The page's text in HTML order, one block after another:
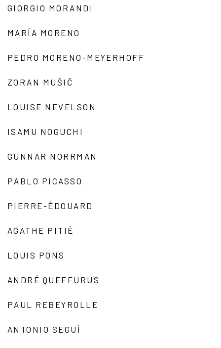
GIORGIO MORANDI
MARÍA MORENO
PEDRO MORENO-MEYERHOFF
ZORAN MUŠIČ
LOUISE NEVELSON
ISAMU NOGUCHI
GUNNAR NORRMAN
PABLO PICASSO
PIERRE-ÉDOUARD
AGATHE PITIÉ
LOUIS PONS
ANDRÉ QUEFFURUS
PAUL REBEYROLLE
ANTONIO SEGUÍ